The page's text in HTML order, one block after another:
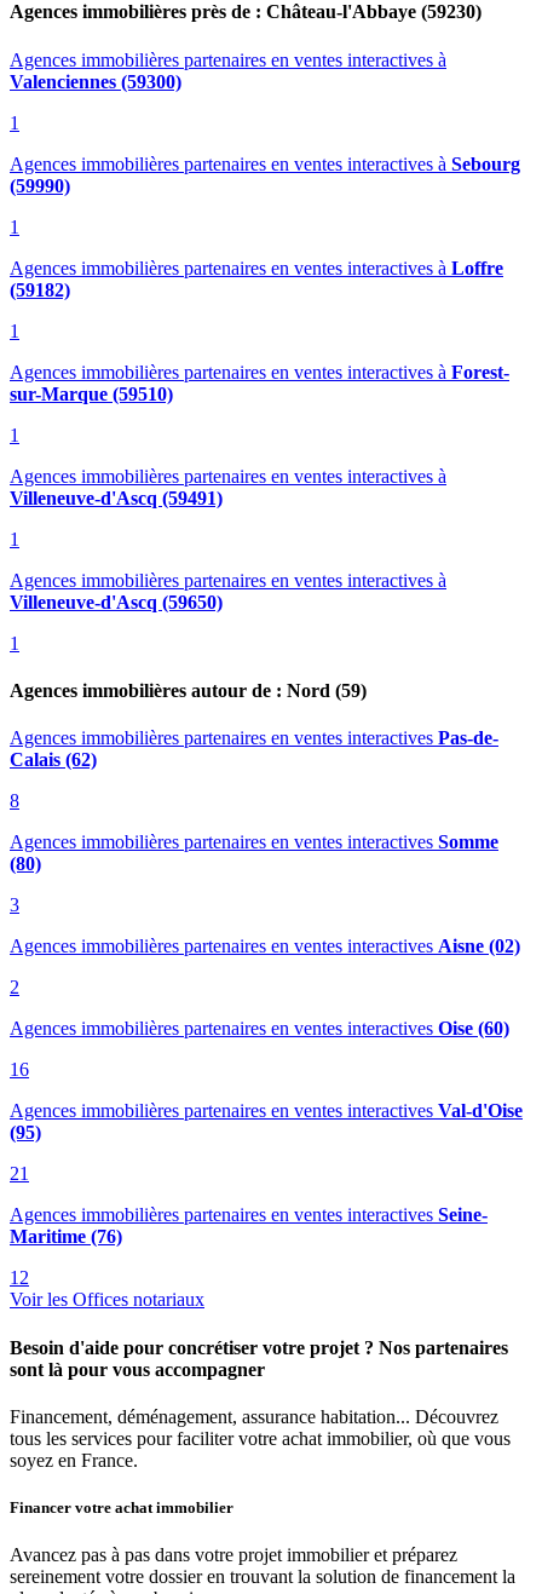
Agences immobilières près de : Château-l'Abbaye (59230)
Agences immobilières partenaires en ventes interactives à
Valenciennes (59300)
1
Agences immobilières partenaires en ventes interactives à Sebourg
(59990)
1
Agences immobilières partenaires en ventes interactives à Loffre
(59182)
1
Agences immobilières partenaires en ventes interactives à Forest-
sur-Marque (59510)
1
Agences immobilières partenaires en ventes interactives à
Villeneuve-d'Ascq (59491)
1
Agences immobilières partenaires en ventes interactives à
Villeneuve-d'Ascq (59650)
1
Agences immobilières autour de : Nord (59)
Agences immobilières partenaires en ventes interactives Pas-de-
Calais (62)
8
Agences immobilières partenaires en ventes interactives Somme
(80)
3
Agences immobilières partenaires en ventes interactives Aisne (02)
2
Agences immobilières partenaires en ventes interactives Oise (60)
16
Agences immobilières partenaires en ventes interactives Val-d'Oise
(95)
21
Agences immobilières partenaires en ventes interactives Seine-
Maritime (76)
12
Voir les Offices notariaux
Besoin d'aide pour concrétiser votre projet ? Nos partenaires
sont là pour vous accompagner
Financement, déménagement, assurance habitation... Découvrez
tous les services pour faciliter votre achat immobilier, où que vous
soyez en France.
Financer votre achat immobilier
Avancez pas à pas dans votre projet immobilier et préparez
sereinement votre dossier en trouvant la solution de financement la